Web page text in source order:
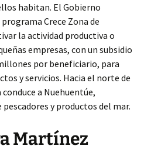
habitan. El Gobierno
Crece Zona de
la actividad productiva o
empresas, con un subsidio
por beneficiario, para
y servicios. Hacia el norte de
conduce a Nuehuentúe,
y productos del mar.
Martínez